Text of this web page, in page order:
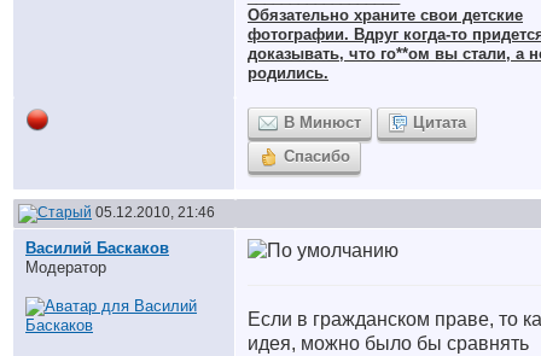
Обязательно храните cвои детские
фотографии. Вдруг когда-то
доказывать, что го**ом вы стали, а
родились.
В Минюст
Цитата
Спасибо
05.12.2010, 21:46
Василий Баскаков
Модератор
Если в гражданском праве, то
идея, можно было бы сравнять